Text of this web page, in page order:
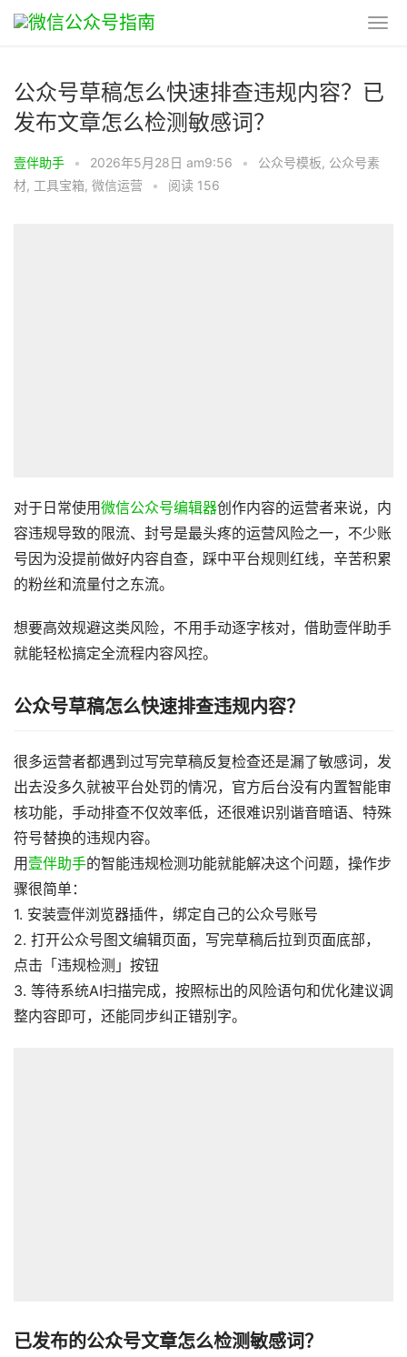
公众号草稿怎么快速排查违规内容？已
发布文章怎么检测敏感词？
壹伴助手 • 2026年5月28日 am9:56 • 公众号模板, 公众号素
材, 工具宝箱, 微信运营 • 阅读 156
对于日常使用微信公众号编辑器创作内容的运营者来说，内
容违规导致的限流、封号是最头疼的运营风险之一，不少账
号因为没提前做好内容自查，踩中平台规则红线，辛苦积累
的粉丝和流量付之东流。
想要高效规避这类风险，不用手动逐字核对，借助壹伴助手
就能轻松搞定全流程内容风控。
公众号草稿怎么快速排查违规内容？
很多运营者都遇到过写完草稿反复检查还是漏了敏感词，发
出去没多久就被平台处罚的情况，官方后台没有内置智能审
核功能，手动排查不仅效率低，还很难识别谐音暗语、特殊
符号替换的违规内容。
用 壹伴助手的智能违规检测功能就能解决这个问题，操作步
骤很简单：
1. 安装壹伴浏览器插件，绑定自己的公众号账号
2. 打开公众号图文编辑页面，写完草稿后拉到页面底部，
点击「违规检测」按钮
3. 等待系统AI扫描完成，按照标出的风险语句和优化建议调
整内容即可，还能同步纠正错别字。
已发布的公众号文章怎么检测敏感词？